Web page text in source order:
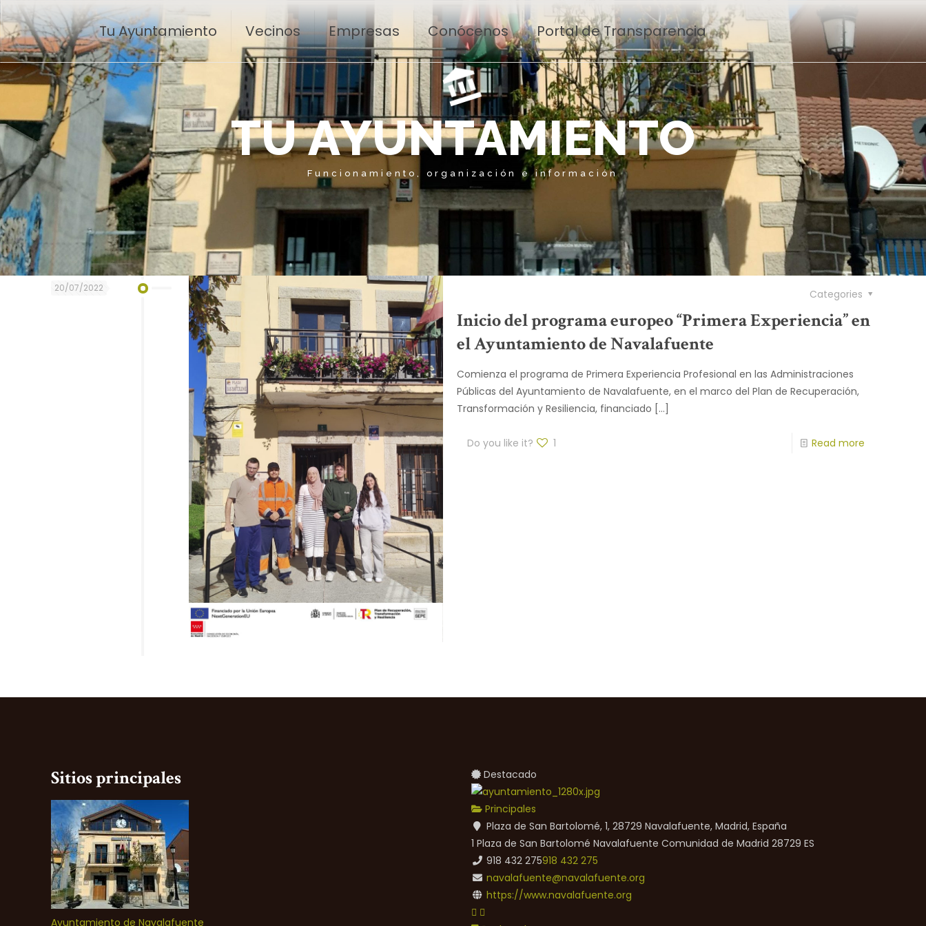
Tu Ayuntamiento Vecinos Empresas Conócenos Portal de Transparencia
TUAYUNTAMIENTO
Funcionamiento, organización e información
20/07/2022 Categories
Inicio del programa europeo “Primera Experiencia” en
el Ayuntamiento de Navalafuente
Comienza el programa de Primera Experiencia Profesional en las Administraciones
Públicas del Ayuntamiento de Navalafuente, en el marco del Plan de Recuperación,
Transformación y Resiliencia, financiado […]
Do you like it? 1 Read more
Sitios principales
Ayuntamiento de Navalafuente
Destacado
Principales
Plaza de San Bartolomé, 1, 28729 Navalafuente, Madrid, España
1 Plaza de San Bartolomé Navalafuente Comunidad de Madrid 28729 ES
918 432 275918 432 275
navalafuente@navalafuente.org
https://www.navalafuente.org